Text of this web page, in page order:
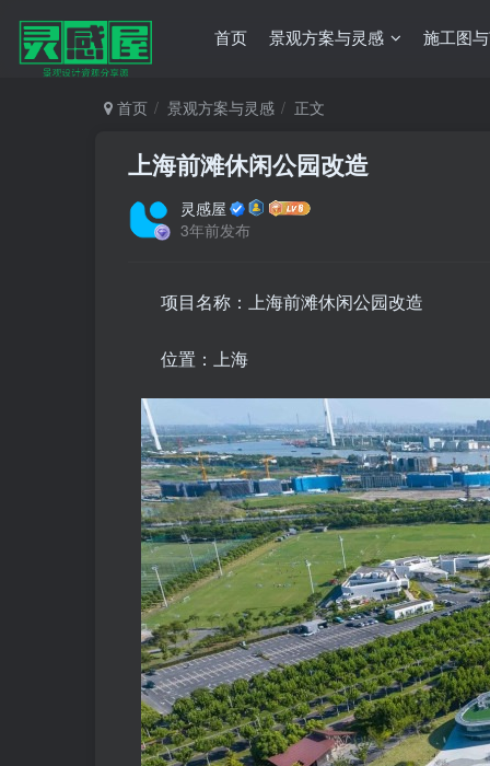
首页 景观方案与灵感 施工图
首页 景观方案与灵感 正文
上海前滩休闲公园改造
灵感屋
3年前发布
项目名称：上海前滩休闲公园改造
位置：上海